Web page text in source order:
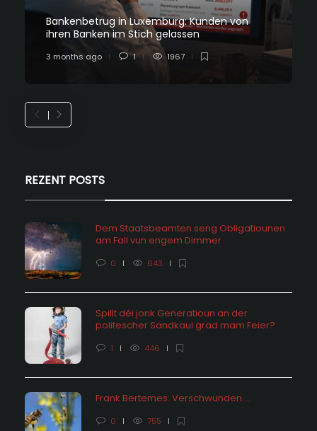
Bankenbetrug in Luxemburg: Kunden von
ihren Banken im Stich gelassen
3 months ago 1 1967
REZENT POSTS
Dem Staatsbeamten seng Obligatiounen
am Fall vun engem Dimmer
0 643
Spillt déi jonk Generatioun an der
politescher Sandkaul grad mam Feier?
1 446
Frank Bertemes: Verschwunden….
0 755